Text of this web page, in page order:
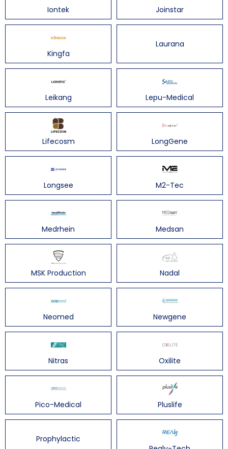
Iontek Joinstar
Kingfa
Laurana
Leikang Lepu-Medical
Lifecosm LongGene
Longsee M2-Tec
Medrhein Medsan
MSK Production Nadal
Neomed Newgene
Nitras Oxilite
Pico-Medical Pluslife
Prophylactic